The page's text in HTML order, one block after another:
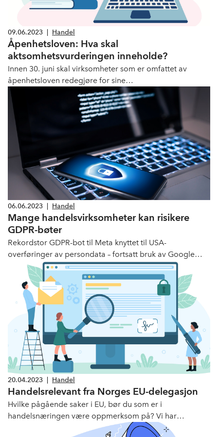
09.06.2023 Handel
Åpenhetsloven: Hva skal
aktsomhetsvurderingen inneholde?
Innen 30. juni skal virksomheter som er omfattet av
åpenhetsloven redegjøre for sine
aktsomhetsvurderinger. Hva skal en slik redegjørelse
inneholde?
06.06.2023 Handel
Mange handelsvirksomheter kan risikere
GDPR-bøter
Rekordstor GDPR-bot til Meta knyttet til USA-
overføringer av persondata – fortsatt bruk av Google
Analytics?
20.04.2023 Handel
Handelsrelevant fra Norges EU-delegasjon
Hvilke pågående saker i EU, bør du som er i
handelsnæringen være oppmerksom på? Vi har
oppsummert halvårsrapporten fra Norges EU-